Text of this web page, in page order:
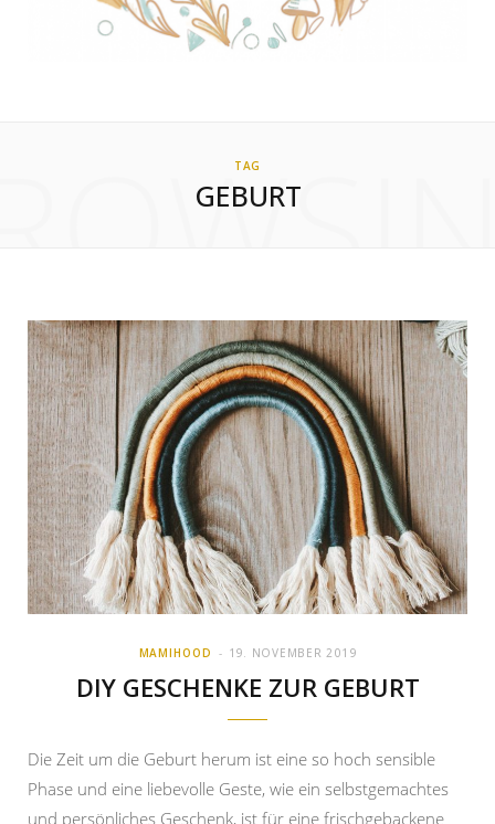
TAG
GEBURT
MAMIHOOD 19. NOVEMBER 2019
DIY GESCHENKE ZUR GEBURT
Die Zeit um die Geburt herum ist eine so hoch sensible
Phase und eine liebevolle Geste, wie ein selbstgemachtes
und persönliches Geschenk, ist für eine frischgebackene